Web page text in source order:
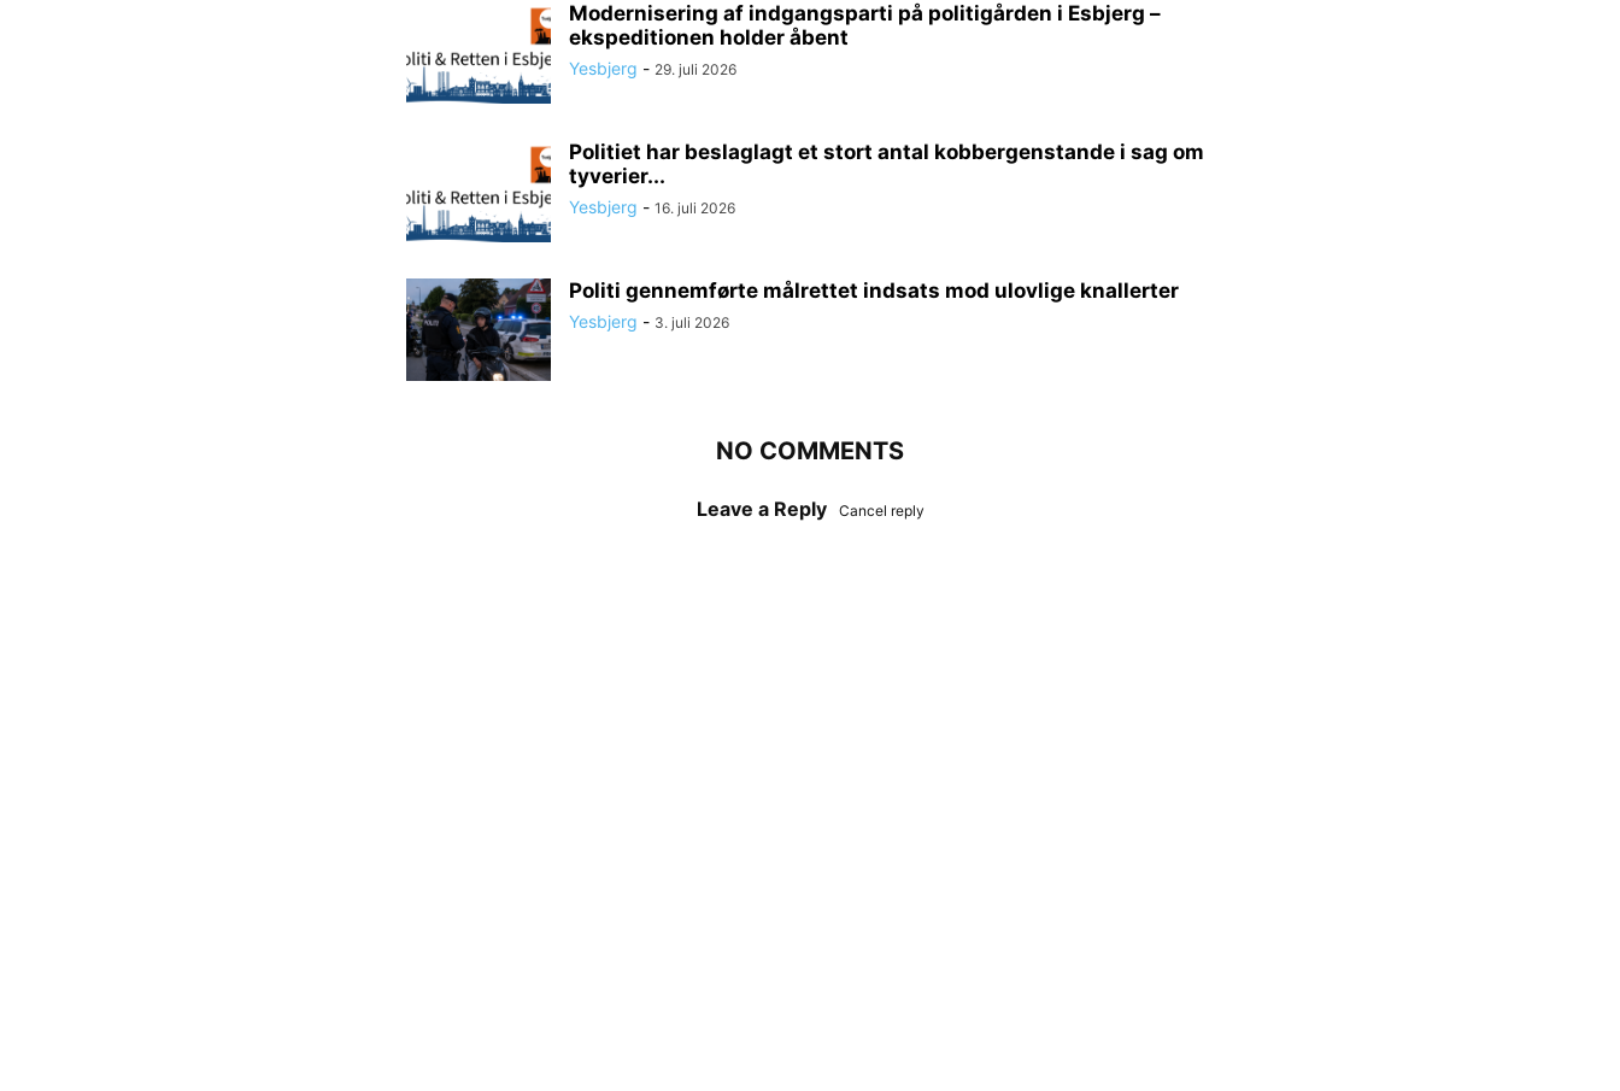
Modernisering af indgangsparti på politigården i Esbjerg –
ekspeditionen holder åbent
Yesbjerg - 29. juli 2026
Politiet har beslaglagt et stort antal kobbergenstande i sag om
tyverier...
Yesbjerg - 16. juli 2026
Politi gennemførte målrettet indsats mod ulovlige knallerter
Yesbjerg - 3. juli 2026
NO COMMENTS
Leave a Reply Cancel reply